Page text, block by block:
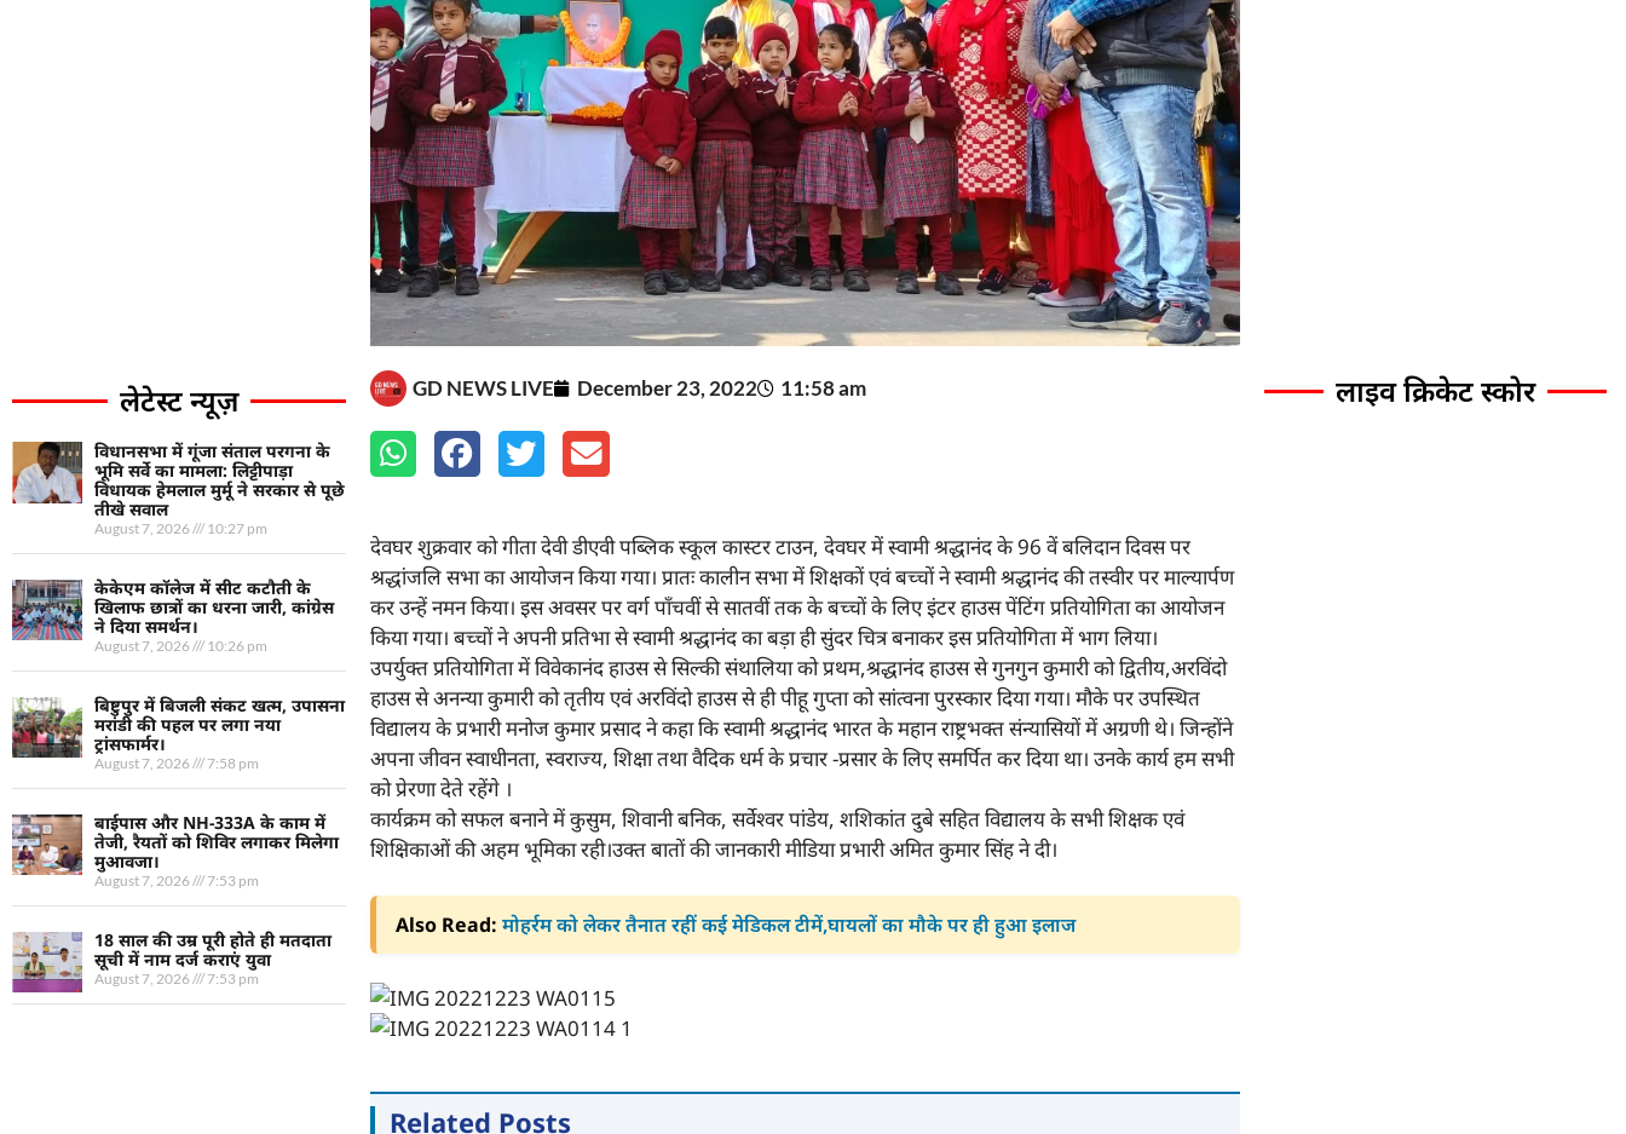
लेटेस्ट न्यूज़
विधानसभा में गूंजा संताल परगना के
भूमि सर्वे का मामला: लिट्टीपाड़ा
विधायक हेमलाल मुर्मू ने सरकार से पूछे
तीखे सवाल
August 7, 2026 10:27 pm
केकेएम कॉलेज में सीट कटौती के
खिलाफ छात्रों का धरना जारी, कांग्रेस
ने दिया समर्थन।
August 7, 2026 10:26 pm
बिष्टुपुर में बिजली संकट खत्म, उपासना
मरांडी की पहल पर लगा नया
ट्रांसफार्मर।
August 7, 2026 7:58 pm
बाईपास और NH-333A के काम में
तेजी, रैयतों को शिविर लगाकर मिलेगा
मुआवजा।
August 7, 2026 7:53 pm
18 साल की उम्र पूरी होते ही मतदाता
सूची में नाम दर्ज कराएं युवा
August 7, 2026 7:53 pm
GD NEWS LIVE December 23, 2022 11:58 am
देवघर शुक्रवार को गीता देवी डीएवी पब्लिक स्कूल कास्टर टाउन, देवघर में स्वामी श्रद्धानंद के 96 वें बलिदान दिवस पर
श्रद्धांजलि सभा का आयोजन किया गया। प्रातः कालीन सभा में शिक्षकों एवं बच्चों ने स्वामी श्रद्धानंद की तस्वीर पर माल्यार्पण
कर उन्हें नमन किया। इस अवसर पर वर्ग पाँचवीं से सातवीं तक के बच्चों के लिए इंटर हाउस पेंटिंग प्रतियोगिता का आयोजन
किया गया। बच्चों ने अपनी प्रतिभा से स्वामी श्रद्धानंद का बड़ा ही सुंदर चित्र बनाकर इस प्रतियोगिता में भाग लिया।
उपर्युक्त प्रतियोगिता में विवेकानंद हाउस से सिल्की संथालिया को प्रथम,श्रद्धानंद हाउस से गुनगुन कुमारी को द्वितीय,अरविंदो
हाउस से अनन्या कुमारी को तृतीय एवं अरविंदो हाउस से ही पीहू गुप्ता को सांत्वना पुरस्कार दिया गया। मौके पर उपस्थित
विद्यालय के प्रभारी मनोज कुमार प्रसाद ने कहा कि स्वामी श्रद्धानंद भारत के महान राष्ट्रभक्त संन्यासियों में अग्रणी थे। जिन्होंने
अपना जीवन स्वाधीनता, स्वराज्य, शिक्षा तथा वैदिक धर्म के प्रचार -प्रसार के लिए समर्पित कर दिया था। उनके कार्य हम सभी
को प्रेरणा देते रहेंगे ।
कार्यक्रम को सफल बनाने में कुसुम, शिवानी बनिक, सर्वेश्वर पांडेय, शशिकांत दुबे सहित विद्यालय के सभी शिक्षक एवं
शिक्षिकाओं की अहम भूमिका रही।उक्त बातों की जानकारी मीडिया प्रभारी अमित कुमार सिंह ने दी।
Also Read: मोहर्रम को लेकर तैनात रहीं कई मेडिकल टीमें,घायलों का मौके पर ही हुआ इलाज
Related Posts
लाइव क्रिकेट स्कोर